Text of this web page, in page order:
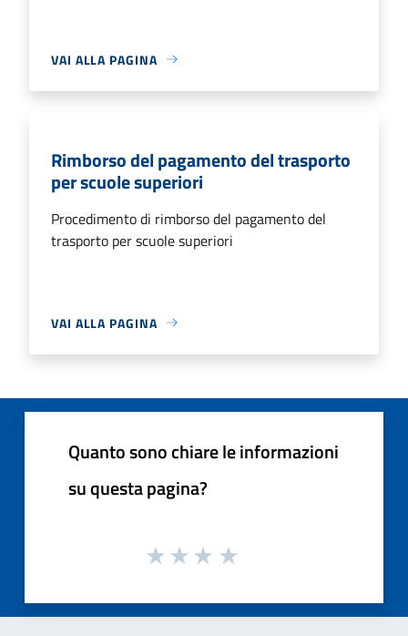
VAI ALLA PAGINA
Rimborso del pagamento del trasporto
per scuole superiori
Procedimento di rimborso del pagamento del
trasporto per scuole superiori
VAI ALLA PAGINA
Quanto sono chiare le informazioni
su questa pagina?